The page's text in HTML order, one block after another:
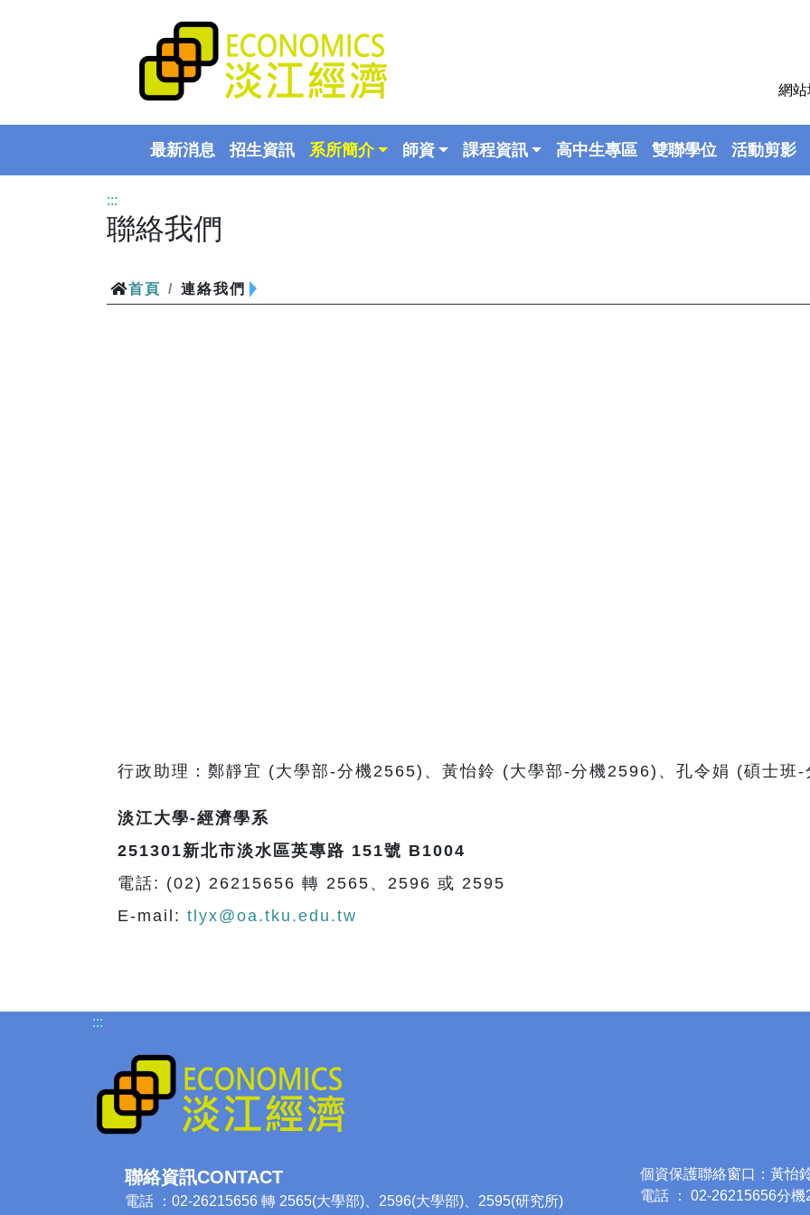
網站
最新消息 招生資訊 系所簡介 師資 課程資訊 高中生專區 雙聯學位 活動剪影
:::
聯絡我們
首頁 / 連絡我們
行政助理：鄭靜宜 (大學部-分機2565)、黃怡鈴 (大學部-分機2596)、孔令娟 (碩士班-
淡江大學-經濟學系
251301新北市淡水區英專路 151號 B1004
電話: (02) 26215656 轉 2565、2596 或 2595
E-mail: tlyx@oa.tku.edu.tw
:::
聯絡資訊CONTACT
電話 ：02-26215656 轉 2565(大學部)、2596(大學部)、2595(研究所)
個資保護聯絡窗口：黃怡
電話 ： 02-26215656分機